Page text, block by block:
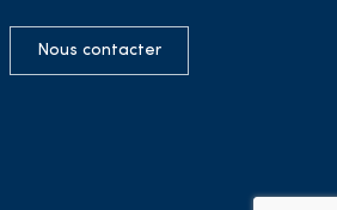
Nous contacter